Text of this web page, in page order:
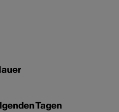
Tagen